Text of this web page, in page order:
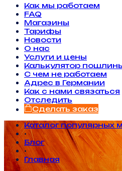
Как мы работаем
FAQ
Магазины
Тарифы
Новости
O нас
Услуги и цены
Калькулятор
С чем не работаем
Адрес в Германии
Как с нами связаться
Отследить
Сделать заказ
Каталог популярных
•
Блог
•
Главная